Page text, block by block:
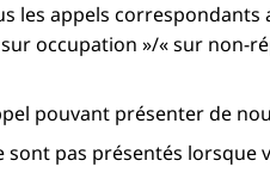
les appels
occupation »/« sur non-
pouvant présenter de
pas présentés lorsque